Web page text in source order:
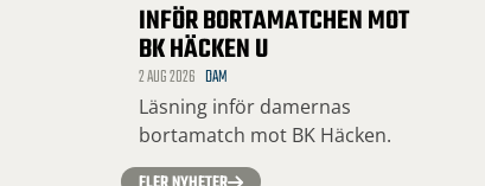
INFÖR BORTAMATCHEN MOT
BK HÄCKEN U
2 AUG 2026 DAM
Läsning inför damernas
bortamatch mot BK Häcken.